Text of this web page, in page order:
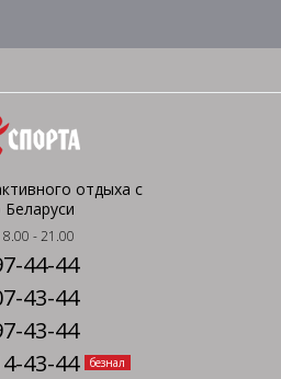
отдыха с
- 21.00
44-44
43-44
43-44
43-44
безнал